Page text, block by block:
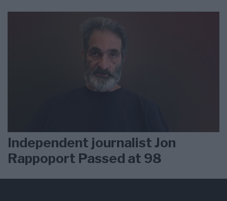
Independent journalist Jon
Rappoport Passed at 98